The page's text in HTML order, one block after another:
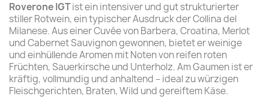
Roverone IGTist ein intensiver und gut strukturierter
stiller Rotwein, ein typischer Ausdruck der Collina del
Milanese. Aus einer Cuvée von Barbera, Croatina, Merlot
und Cabernet Sauvignon gewonnen, bietet er weinige
und einhüllende Aromen mit Noten von reifen roten
Früchten, Sauerkirsche und Unterholz. Am Gaumen ist er
kräftig, vollmundig und anhaltend – ideal zu würzigen
Fleischgerichten, Braten, Wild und gereiftem Käse.